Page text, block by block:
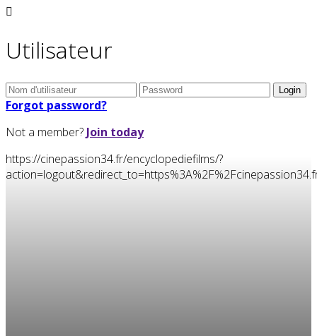
Utilisateur
Forgot password?
Not a member? Join today
https://cinepassion34.fr/encyclopediefilms/?